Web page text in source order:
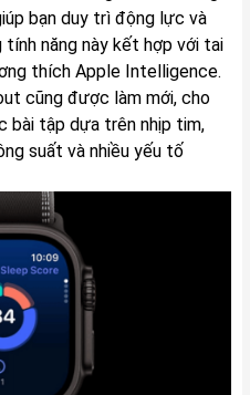
bạn duy trì động lực và
tính năng này kết hợp với tai
thích Apple Intelligence.
cũng được làm mới, cho
bài tập dựa trên nhịp tim,
suất và nhiều yếu tố